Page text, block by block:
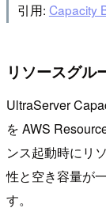
引用: Capacity
リソースグル
UltraServer
を AWS
ンス起動時にリ
性と空き容量が
す。